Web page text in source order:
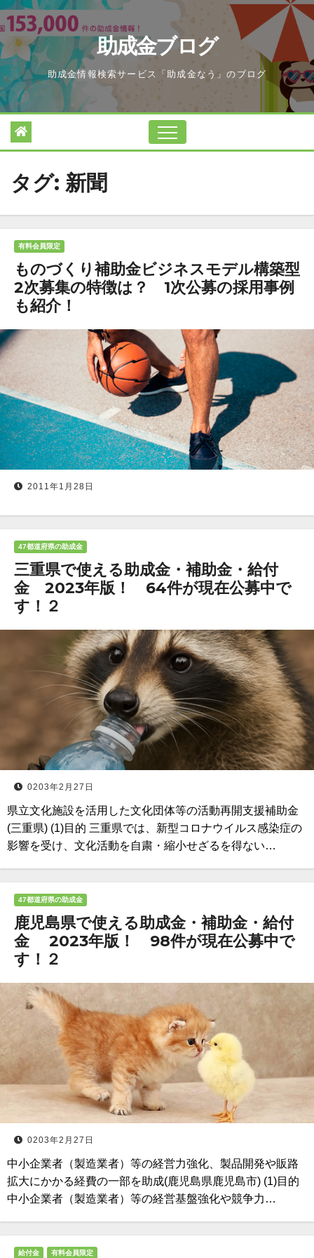
Skip
to
content
助成金ブログ
助成金情報検索サービス「助成金なう」のブログ
タグ: 新聞
有料会員限定
ものづくり補助金ビジネスモデル構築型
2次募集の特徴は？ 1次公募の採用事例
も紹介！
2011年1月28日
47都道府県の助成金
三重県で使える助成金・補助金・給付
金 2023年版！ 64件が現在公募中で
す！２
0203年2月27日
県立文化施設を活用した文化団体等の活動再開支援補助金
(三重県) (1)目的 三重県では、新型コロナウイルス感染症の
影響を受け、文化活動を自粛・縮小せざるを得ない…
47都道府県の助成金
鹿児島県で使える助成金・補助金・給付
金 2023年版！ 98件が現在公募中で
す！２
0203年2月27日
中小企業者（製造業者）等の経営力強化、製品開発や販路
拡大にかかる経費の一部を助成(鹿児島県鹿児島市) (1)目的
中小企業者（製造業者）等の経営基盤強化や競争力…
給付金 有料会員限定